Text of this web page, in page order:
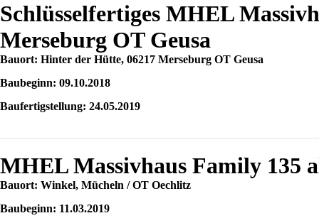
Schlüsselfertiges MHEL
Merseburg OT Geusa
Bauort: Hinter der Hütte, 06217 Merseburg OT Geusa
Baubeginn: 09.10.2018
Baufertigstellung: 24.05.2019
MHEL Massivhaus Family 135
Bauort: Winkel, Mücheln / OT Oechlitz
Baubeginn: 11.03.2019